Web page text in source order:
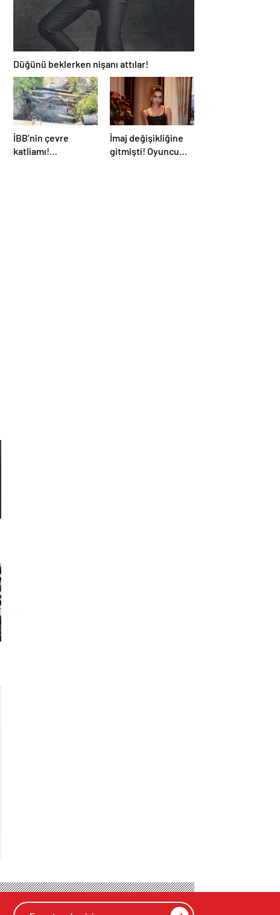
Düğünü beklerken nişanı attılar!
İBB’nin çevre
katliamı!
İmaj değişikliğine
gitmişti! Oyuncu